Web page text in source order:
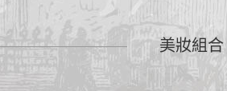
美妝組合